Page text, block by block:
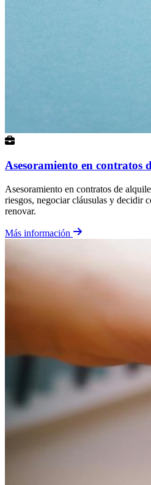
Asesoramiento en contratos
Asesoramiento en contratos de
riesgos, negociar cláusulas y decidir
renovar.
Más información